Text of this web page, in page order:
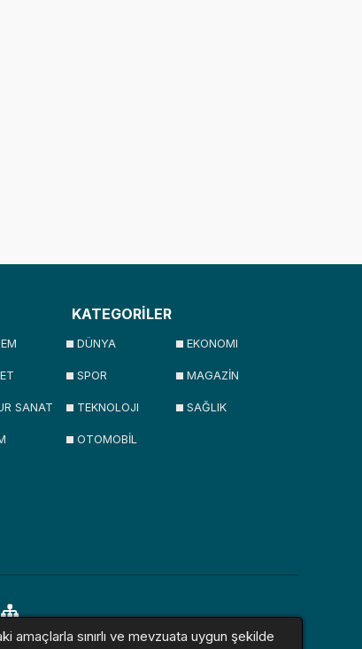
KATEGORİLER
DÜNYA EKONOMI
SPOR MAGAZİN
SANAT TEKNOLOJI SAĞLIK
OTOMOBİL
amaçlarla sınırlı ve mevzuata uygun şekilde